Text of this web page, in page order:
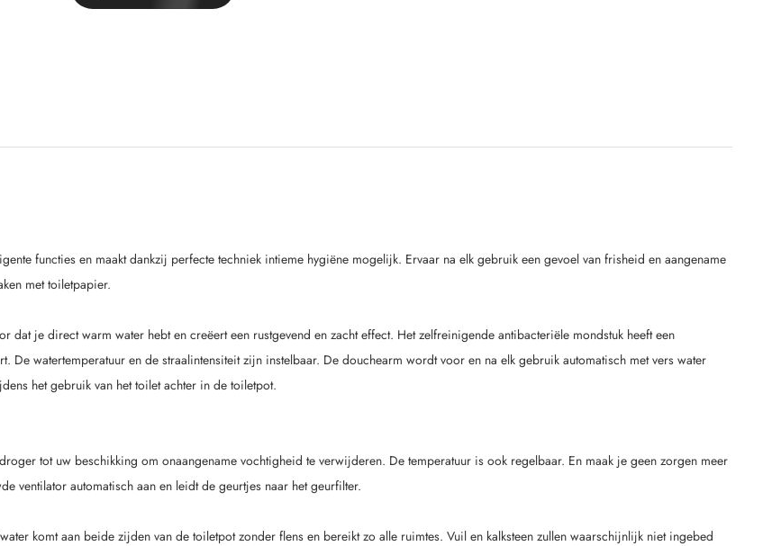
functies en maakt dankzij perfecte techniek intieme hygiëne mogelijk. Ervaar na elk gebruik een gevoel van frisheid en aangename
met toiletpapier.
je direct warm water hebt en creëert een rustgevend en zacht effect. Het zelfreinigende antibacteriële mondstuk heeft een
De watertemperatuur en de straalintensiteit zijn instelbaar. De douchearm wordt voor en na elk gebruik automatisch met vers water
het gebruik van het toilet achter in de toiletpot.
tot uw beschikking om onaangename vochtigheid te verwijderen. De temperatuur is ook regelbaar. En maak je geen zorgen meer
ventilator automatisch aan en leidt de geurtjes naar het geurfilter.
komt aan beide zijden van de toiletpot zonder flens en bereikt zo alle ruimtes. Vuil en kalksteen zullen waarschijnlijk niet ingebed